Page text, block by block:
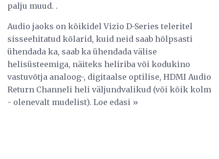
palju muud. .
Audio jaoks on kõikidel Vizio D-Series teleritel
sisseehitatud kõlarid, kuid neid saab hõlpsasti
ühendada ka, saab ka ühendada välise
helisüsteemiga, näiteks heliriba või kodukino
vastuvõtja analoog-, digitaalse optilise, HDMI Audio
Return Channeli heli väljundvalikud (või kõik kolm
- olenevalt mudelist). Loe edasi »